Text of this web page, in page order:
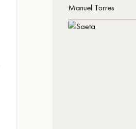
Manuel Torres